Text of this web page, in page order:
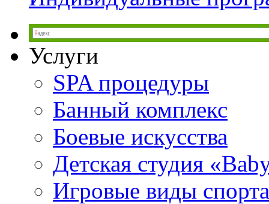
Услуги
SPA процедуры
Банный комплекс
Боевые искусства
Детская студия
Игровые виды спорта